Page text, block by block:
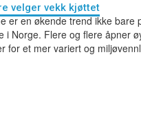
velger vekk kjøttet
er en økende trend ikke bare
i Norge. Flere og flere åpner
for et mer variert og